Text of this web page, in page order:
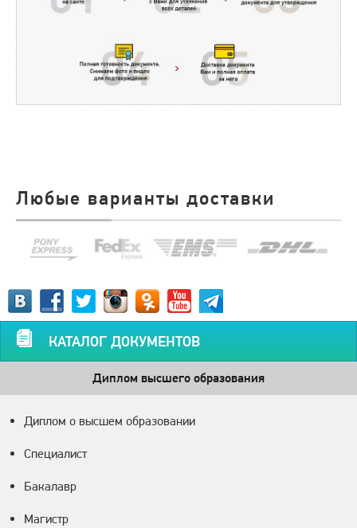
Любые варианты доставки
КАТАЛОГ ДОКУМЕНТОВ
Диплом высшего образования
Диплом о высшем образовании
Специалист
Бакалавр
Магистр